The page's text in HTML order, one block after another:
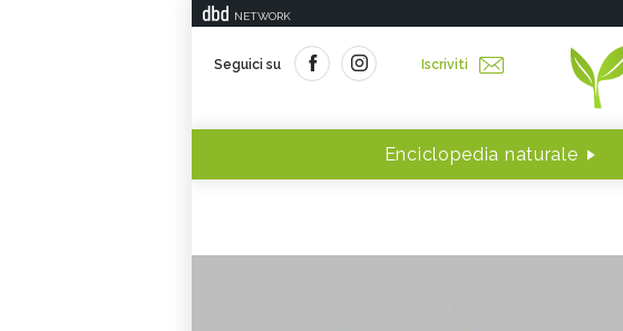
NETWORK
Seguici su Iscriviti
Enciclopedia naturale